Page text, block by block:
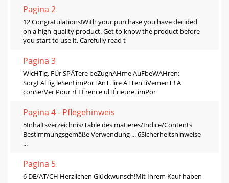
Pagina 2
12 Congratulations!With your purchase you have decided
on a high-quality product. Get to know the product before
you start to use it. Carefully read t
Pagina 3
WicHTig, FÜr SPÄTere beZugnAHme AuFbeWAHren:
SorgFÄlTig leSen! imPorTAnT. lire ATTenTiVemenT ! A
conSerVer Pour rÉFÉrence ulTÉrieure. imPor
Pagina 4 - Pﬂegehinweis
5Inhaltsverzeichnis/Table des matieres/Indice/Contents
Bestimmungsgemäße Verwendung ... 6Sicherheitshinweise
...
Pagina 5
6 DE/AT/CH Herzlichen Glückwunsch!Mit Ihrem Kauf haben